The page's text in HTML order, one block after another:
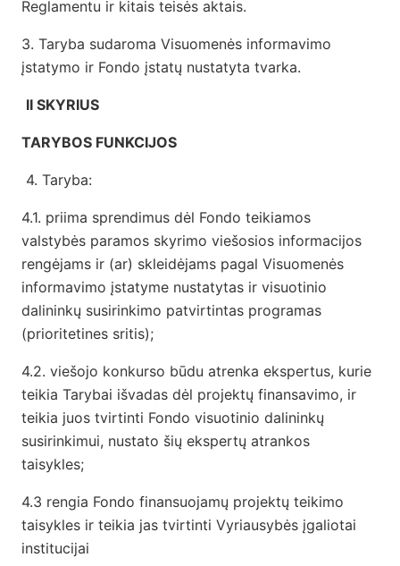
Reglamentu ir kitais teisės aktais.
3. Taryba sudaroma Visuomenės informavimo
įstatymo ir Fondo įstatų nustatyta tvarka.
II SKYRIUS
TARYBOS FUNKCIJOS
4. Taryba:
4.1. priima sprendimus dėl Fondo teikiamos
valstybės paramos skyrimo viešosios informacijos
rengėjams ir (ar) skleidėjams pagal Visuomenės
informavimo įstatyme nustatytas ir visuotinio
dalininkų susirinkimo patvirtintas programas
(prioritetines sritis);
4.2. viešojo konkurso būdu atrenka ekspertus, kurie
teikia Tarybai išvadas dėl projektų finansavimo, ir
teikia juos tvirtinti Fondo visuotinio dalininkų
susirinkimui, nustato šių ekspertų atrankos
taisykles;
4.3 rengia Fondo finansuojamų projektų teikimo
taisykles ir teikia jas tvirtinti Vyriausybės įgaliotai
institucijai